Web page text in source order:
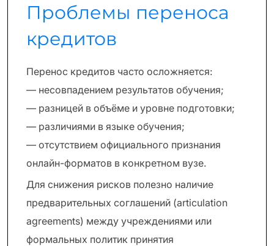
Проблемы переноса
кредитов
Перенос кредитов часто осложняется:
— несовпадением результатов обучения;
— разницей в объёме и уровне подготовки;
— различиями в языке обучения;
— отсутствием официального признания
онлайн-форматов в конкретном вузе.
Для снижения рисков полезно наличие
предварительных соглашений (articulation
agreements) между учреждениями или
формальных политик принятия